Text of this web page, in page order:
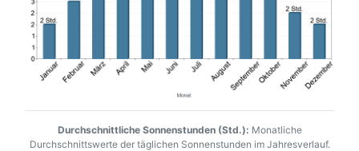
Durchschnittliche Sonnenstunden (Std.): Monatliche
Durchschnittswerte der täglichen Sonnenstunden im Jahresverlauf.